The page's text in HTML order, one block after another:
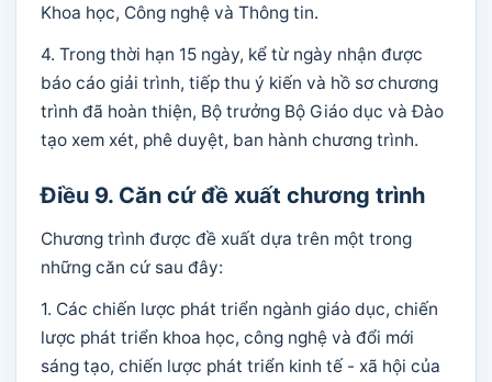
Khoa học, Công nghệ và Thông tin.
4. Trong thời hạn 15 ngày, kể từ ngày nhận được
báo cáo giải trình, tiếp thu ý kiến và hồ sơ chương
trình đã hoàn thiện, Bộ trưởng Bộ Giáo dục và Đào
tạo xem xét, phê duyệt, ban hành chương trình.
Điều 9. Căn cứ đề xuất chương trình
Chương trình được đề xuất dựa trên một trong
những căn cứ sau đây:
1. Các chiến lược phát triển ngành giáo dục, chiến
lược phát triển khoa học, công nghệ và đổi mới
sáng tạo, chiến lược phát triển kinh tế - xã hội của